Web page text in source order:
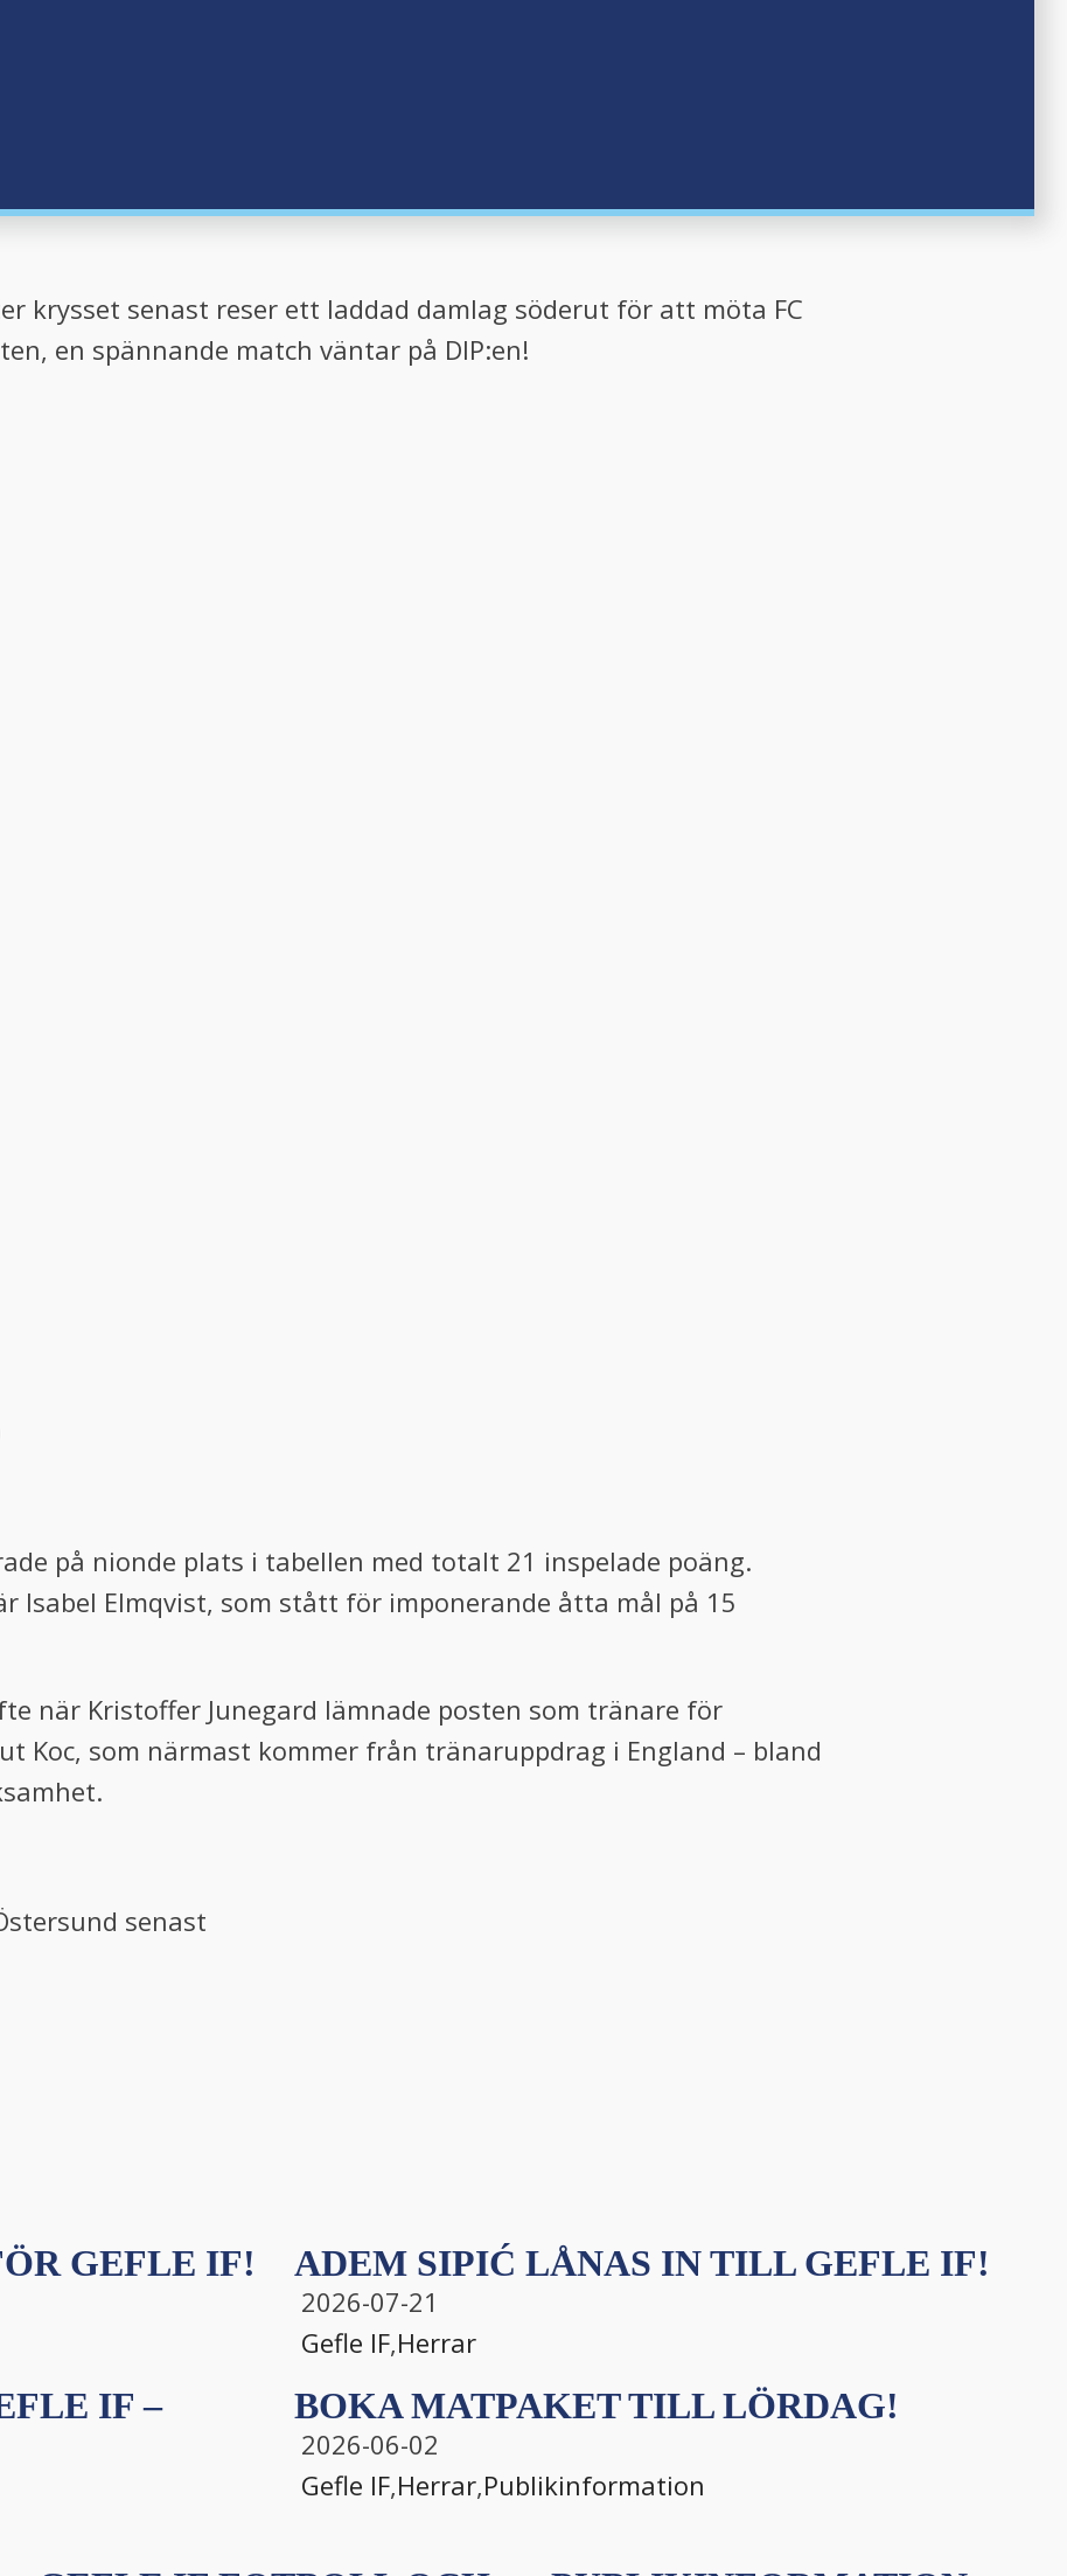
krysset senast reser ett laddad damlag söderut för att möta FC
en spännande match väntar på DIP:en!
på nionde plats i tabellen med totalt 21 inspelade poäng.
Isabel Elmqvist, som stått för imponerande åtta mål på 15
när Kristoffer Junegard lämnade posten som tränare för
Koc, som närmast kommer från tränaruppdrag i England – bland
senast
GEFLE IF! ADEM SIPIĆ LÅNAS IN TILL GEFLE IF!
2026-07-21
Gefle IF,Herrar
IF –
BOKA MATPAKET TILL LÖRDAG!
2026-06-02
Gefle IF,Herrar,Publikinformation